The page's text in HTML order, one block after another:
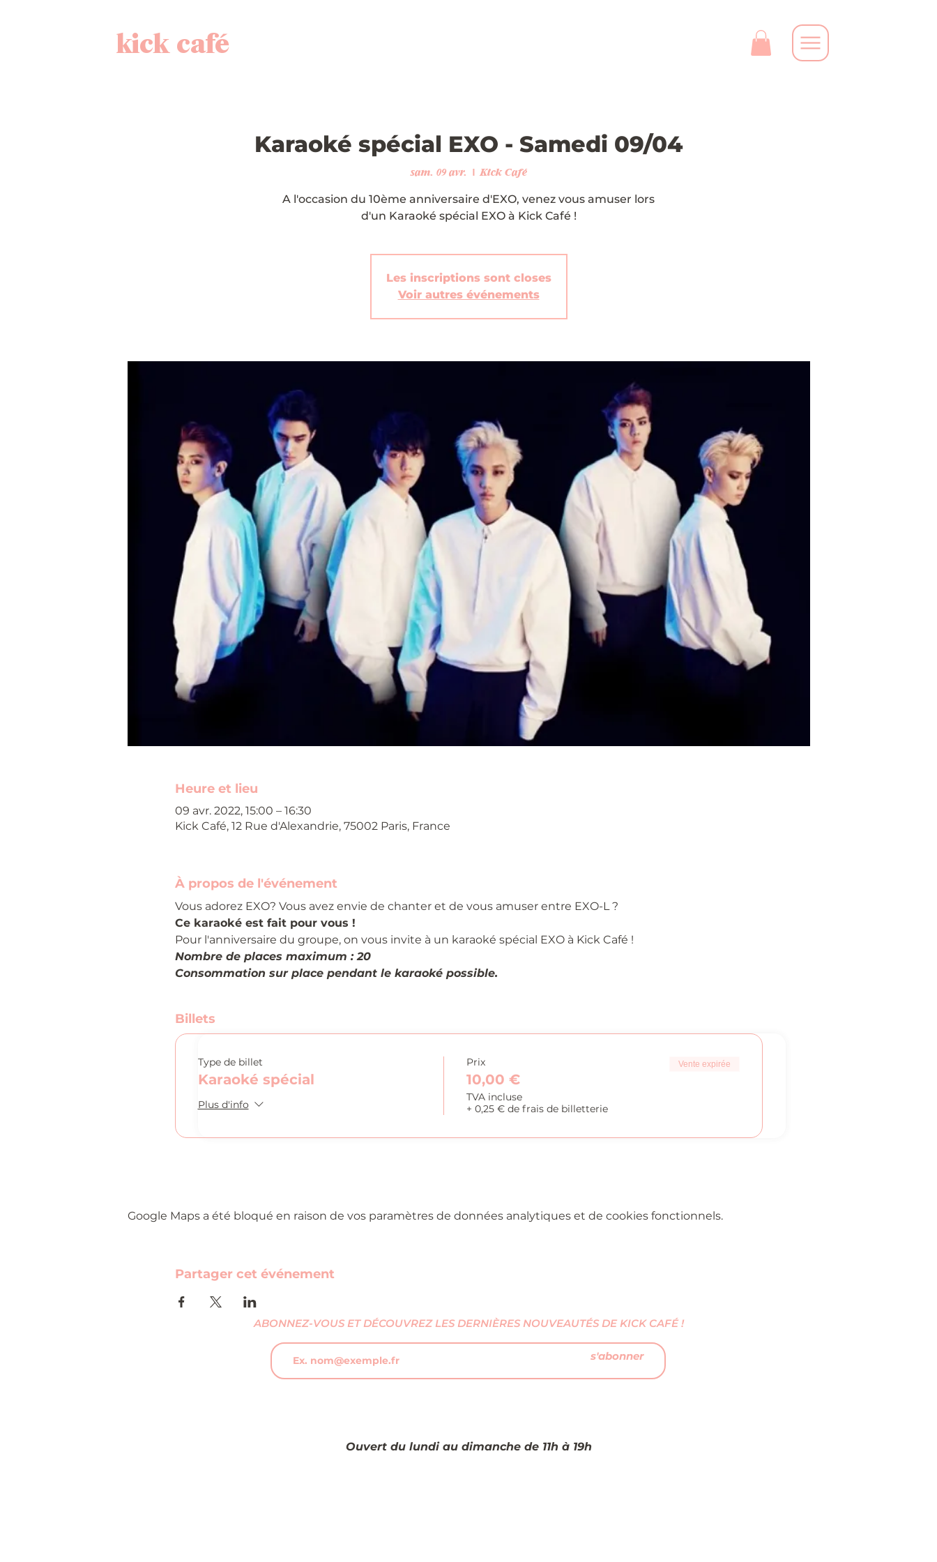
kick café
Karaoké spécial EXO - Samedi 09/04
sam. 09 avr.
  |
Kick Café
A l'occasion du 10ème anniversaire d'EXO, venez vous amuser lors
d'un Karaoké spécial EXO à Kick Café !
Les inscriptions sont closes
Voir autres événements
Heure et lieu
09 avr. 2022, 15:00 – 16:30
Kick Café, 12 Rue d'Alexandrie, 75002 Paris, France
À propos de l'événement
Vous adorez EXO? Vous avez envie de chanter et de vous amuser entre EXO-L ?
Ce karaoké est fait pour vous !
Pour l'anniversaire du groupe, on vous invite à un karaoké spécial EXO à Kick Café !
Nombre de places maximum : 20
Consommation sur place pendant le karaoké possible.
Billets
Type de billet
Karaoké spécial
Plus d'info
Prix
10,00 €
TVA incluse
+ 0,25 € de frais de billetterie
Vente expirée
Google Maps a été bloqué en raison de vos paramètres de données analytiques et de cookies fonctionnels.
Partager cet événement
ABONNEZ-VOUS ET DÉCOUVREZ LES DERNIÈRES NOUVEAUTÉS DE KICK CAFÉ !
s'abonner
Ouvert du lundi au dimanche de 11h à 19h​